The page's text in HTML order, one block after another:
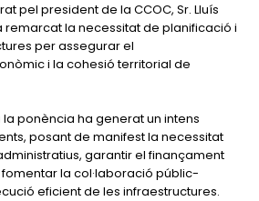
pel president de la CCOC, Sr. Lluís
remarcat la necessitat de planificació i
per assegurar el
i la cohesió territorial de
la ponència ha generat un intens
posant de manifest la necessitat
garantir el finançament
la col·laboració públic-
eficient de les infraestructures.